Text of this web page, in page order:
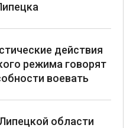
действия
режима говорят
воевать
области